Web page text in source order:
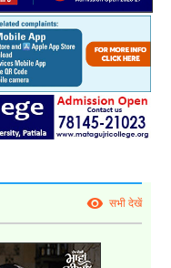
सभी देखें